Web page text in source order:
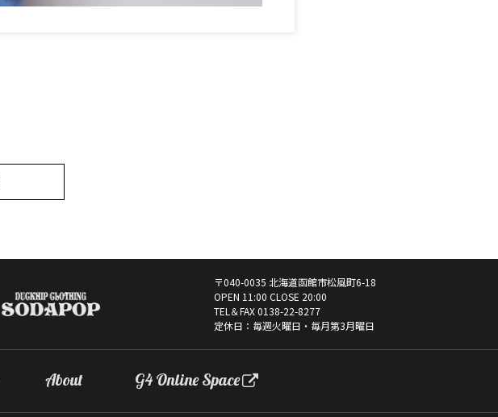
〒040-0035 北海道函館市松風町6-18
OPEN 11:00 CLOSE 20:00
TEL＆FAX0138-22-8277
定休日：毎週火曜日・毎月第3月曜日
About G4 Online Space